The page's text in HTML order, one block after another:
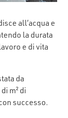
all’acqua e
la durata
e di vita
da
m² di
successo.